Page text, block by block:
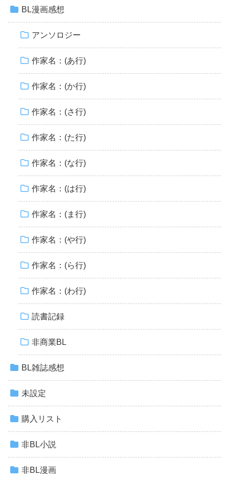
BL漫画感想
アンソロジー
作家名：(あ行)
作家名：(か行)
作家名：(さ行)
作家名：(た行)
作家名：(な行)
作家名：(は行)
作家名：(ま行)
作家名：(や行)
作家名：(ら行)
作家名：(わ行)
読書記録
非商業BL
BL雑誌感想
未設定
購入リスト
非BL小説
非BL漫画